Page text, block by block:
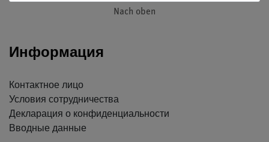
Nach oben
Информация
Контактное лицо
Условия сотрудничества
Декларация о конфиденциальности
Вводные данные